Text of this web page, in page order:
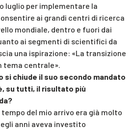
luglio per implementare la
ai grandi centri di ricerca
mondiale, dentro e fuori dai
ai segmenti di scientifici da
una ispirazione: «La transizione
tema centrale».
si chiude il suo secondo mandato
su tutti, il risultato più
del mio arrivo era già molto
anni aveva investito